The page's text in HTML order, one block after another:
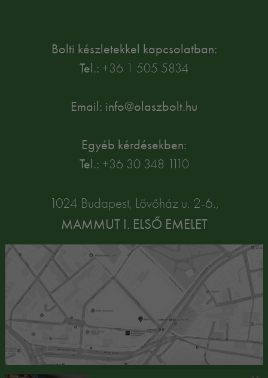
Bolti készletekkel kapcsolatban:
Tel.: +36 1 505 5834
Email: info@olaszbolt.hu
Egyéb kérdésekben:
Tel.: +36 30 348 1110
1024 Budapest, Lövőház u. 2-6.,
MAMMUT I. ELSŐ EMELET